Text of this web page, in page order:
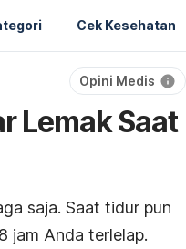
Cek Kesehatan
Opini Medis
Lemak Saat
saja. Saat tidur pun
jam Anda terlelap.